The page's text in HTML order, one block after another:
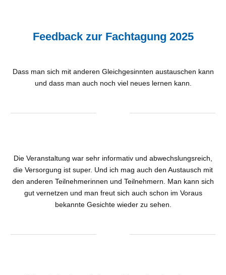
Feedback zur Fachtagung 2025
Dass man sich mit anderen Gleichgesinnten austauschen kann
und dass man auch noch viel neues lernen kann.
Die Veranstaltung war sehr informativ und abwechslungsreich,
die Versorgung ist super. Und ich mag auch den Austausch mit
den anderen Teilnehmerinnen und Teilnehmern. Man kann sich
gut vernetzen und man freut sich auch schon im Voraus
bekannte Gesichte wieder zu sehen.